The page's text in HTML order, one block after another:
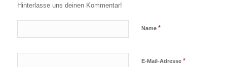
Hinterlasse uns deinen Kommentar!
Name *
E-Mail-Adresse *